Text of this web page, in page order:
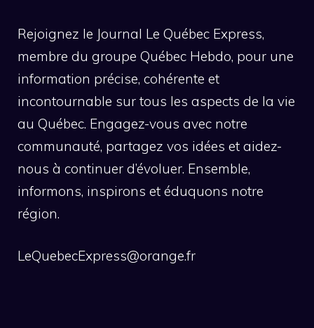
Rejoignez le Journal Le Québec Express,
membre du groupe Québec Hebdo, pour une
information précise, cohérente et
incontournable sur tous les aspects de la vie
au Québec. Engagez-vous avec notre
communauté, partagez vos idées et aidez-
nous à continuer d’évoluer. Ensemble,
informons, inspirons et éduquons notre
région.
LeQuebecExpress@orange.fr